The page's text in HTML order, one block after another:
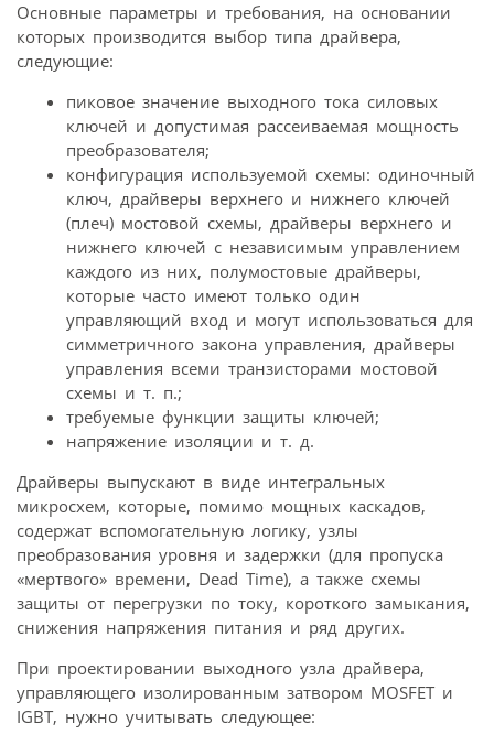
Основные параметры и требования, на основании
которых производится выбор типа драйвера,
следующие:
пиковое значение выходного тока силовых
ключей и допустимая рассеиваемая мощность
преобразователя;
конфигурация используемой схемы: одиночный
ключ, драйверы верхнего и нижнего ключей
(плеч) мостовой схемы, драйверы верхнего и
нижнего ключей с независимым управлением
каждого из них, полумостовые драйверы,
которые часто имеют только один
управляющий вход и могут использоваться для
симметричного закона управления, драйверы
управления всеми транзисторами мостовой
схемы и т. п.;
требуемые функции защиты ключей;
напряжение изоляции и т. д.
Драйверы выпускают в виде интегральных
микросхем, которые, помимо мощных каскадов,
содержат вспомогательную логику, узлы
преобразования уровня и задержки (для пропуска
«мертвого» времени, Dead Time), а также схемы
защиты от перегрузки по току, короткого замыкания,
снижения напряжения питания и ряд других.
При проектировании выходного узла драйвера,
управляющего изолированным затвором MOSFET и
IGBT, нужно учитывать следующее: